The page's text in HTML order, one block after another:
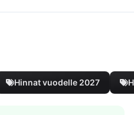
Hinnat vuodelle 2027